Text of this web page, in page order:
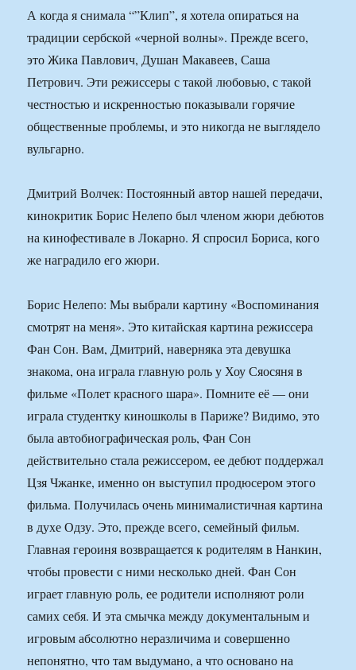
А когда я снимала “”Клип”, я хотела опираться на
традиции сербской «черной волны». Прежде всего,
это Жика Павлович, Душан Макавеев, Саша
Петрович. Эти режиссеры с такой любовью, с такой
честностью и искренностью показывали горячие
общественные проблемы, и это никогда не выглядело
вульгарно.
Дмитрий Волчек: Постоянный автор нашей передачи,
кинокритик Борис Нелепо был членом жюри дебютов
на кинофестивале в Локарно. Я спросил Бориса, кого
же наградило его жюри.
Борис Нелепо: Мы выбрали картину «Воспоминания
смотрят на меня». Это китайская картина режиссера
Фан Сон. Вам, Дмитрий, наверняка эта девушка
знакома, она играла главную роль у Хоу Сяосяня в
фильме «Полет красного шара». Помните её — они
играла студентку киношколы в Париже? Видимо, это
была автобиографическая роль, Фан Сон
действительно стала режиссером, ее дебют поддержал
Цзя Чжанке, именно он выступил продюсером этого
фильма. Получилась очень минималистичная картина
в духе Одзу. Это, прежде всего, семейный фильм.
Главная героиня возвращается к родителям в Нанкин,
чтобы провести с ними несколько дней. Фан Сон
играет главную роль, ее родители исполняют роли
самих себя. И эта смычка между документальным и
игровым абсолютно неразличима и совершенно
непонятно, что там выдумано, а что основано на